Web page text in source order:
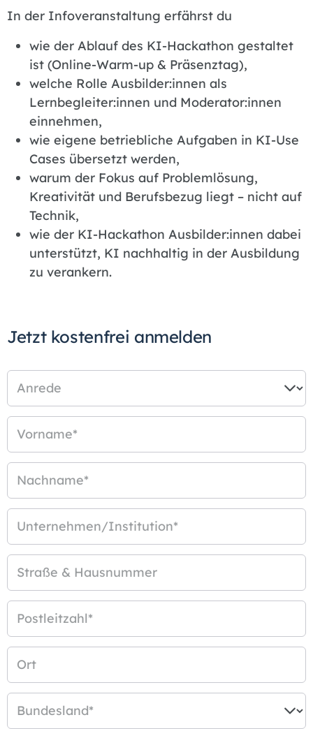
In der Infoveranstaltung erfährst du
wie der Ablauf des KI-Hackathon gestaltet
ist (Online-Warm-up & Präsenztag),
welche Rolle Ausbilder:innen als
Lernbegleiter:innen und Moderator:innen
einnehmen,
wie eigene betriebliche Aufgaben in KI-Use
Cases übersetzt werden,
warum der Fokus auf Problemlösung,
Kreativität und Berufsbezug liegt – nicht auf
Technik,
wie der KI-Hackathon Ausbilder:innen dabei
unterstützt, KI nachhaltig in der Ausbildung
zu verankern.
Jetzt kostenfrei anmelden
Anrede
Vorname*
Nachname*
Unternehmen/Institution*
Straße & Hausnummer
Postleitzahl*
Ort
Bundesland*